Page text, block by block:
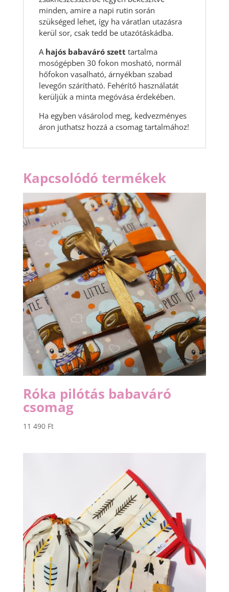
minden, amire a napi rutin során
szükséged lehet, így ha váratlan utazásra
kerül sor, csak tedd be utazótáskádba.
A hajós babaváró szett tartalma
mosógépben 30 fokon mosható, normál
hőfokon vasalható, árnyékban szabad
levegőn szárítható. Fehérítő használatát
kerüljük a minta megóvása érdekében.
Ha egyben vásárolod meg, kedvezményes
áron juthatsz hozzá a csomag tartalmához!
Kapcsolódó termékek
Róka pilótás babaváró
csomag
11 490 Ft